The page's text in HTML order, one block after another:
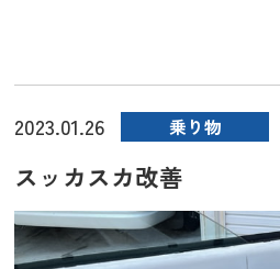
2023.01.26 乗り物
スッカスカ改善